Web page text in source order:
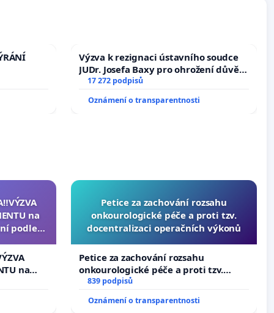
Výzva k rezignaci ústavního soudce
JUDr. Josefa Baxy pro ohrožení důvěry
ve spravedlivý proces
17 272 podpisů
Oznámení o transparentnosti
na
podle §
ústavní
na
§
ústavní
Petice za zachování rozsahu
onkourologické péče a proti tzv.
docentralizaci operačních výkonů
Petice za zachování rozsahu
onkourologické péče a proti tzv.
docentralizaci operačních výkonů
839 podpisů
Oznámení o transparentnosti